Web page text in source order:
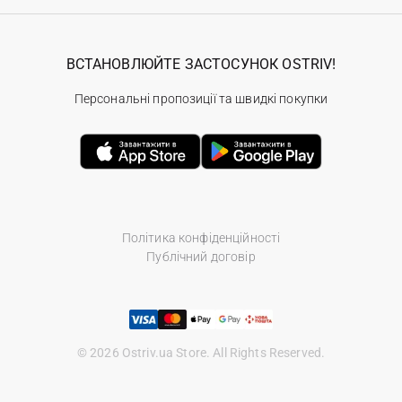
Політика конфіденційності
Публічний договір
© 2026 Ostriv.ua Store. All Rights Reserved.
ВСТАНОВЛЮЙТЕ ЗАСТОСУНОК OSTRIV!
Персональні пропозиції та швидкі покупки